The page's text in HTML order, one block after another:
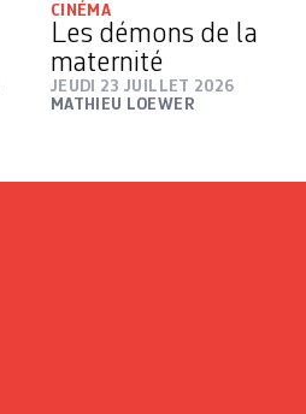
CINÉMA
Les démons de la
maternité
JEUDI 23 JUILLET 2026
MATHIEU LOEWER